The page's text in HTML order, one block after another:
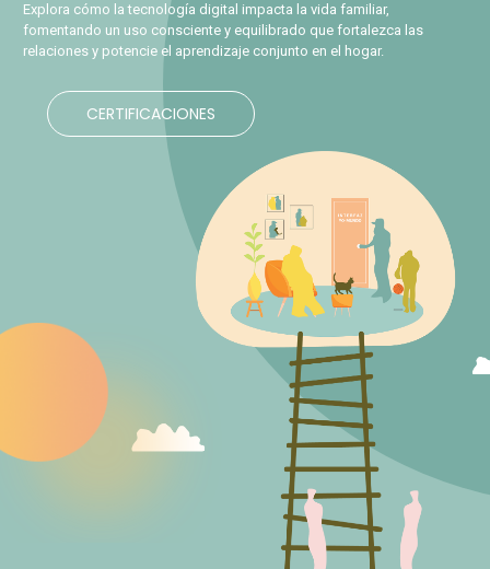
Explora cómo la tecnología digital impacta la vida familiar,
fomentando un uso consciente y equilibrado que fortalezca las
relaciones y potencie el aprendizaje conjunto en el hogar.
CERTIFICACIONES